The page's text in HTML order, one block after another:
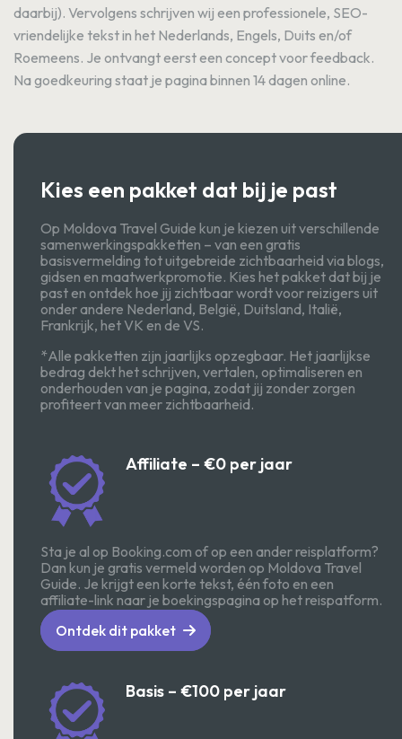
daarbij). Vervolgens schrijven wij een professionele, SEO-
vriendelijke tekst in het Nederlands, Engels, Duits en/of
Roemeens. Je ontvangt eerst een concept voor feedback.
Na goedkeuring staat je pagina binnen 14 dagen online.
Kies een pakket dat bij je past
Op Moldova Travel Guide kun je kiezen uit verschillende
samenwerkingspakketten – van een gratis
basisvermelding tot uitgebreide zichtbaarheid via blogs,
gidsen en maatwerkpromotie. Kies het pakket dat bij je
past en ontdek hoe jij zichtbaar wordt voor reizigers uit
onder andere Nederland, België, Duitsland, Italië,
Frankrijk, het VK en de VS.
*Alle pakketten zijn jaarlijks opzegbaar. Het jaarlijkse
bedrag dekt het schrijven, vertalen, optimaliseren en
onderhouden van je pagina, zodat jij zonder zorgen
profiteert van meer zichtbaarheid.
Affiliate – €0 per jaar
Sta je al op Booking.com of op een ander reisplatform?
Dan kun je gratis vermeld worden op Moldova Travel
Guide. Je krijgt een korte tekst, één foto en een
affiliate-link naar je boekingspagina op het reispatform.
Ontdek dit pakket
Basis – €100 per jaar